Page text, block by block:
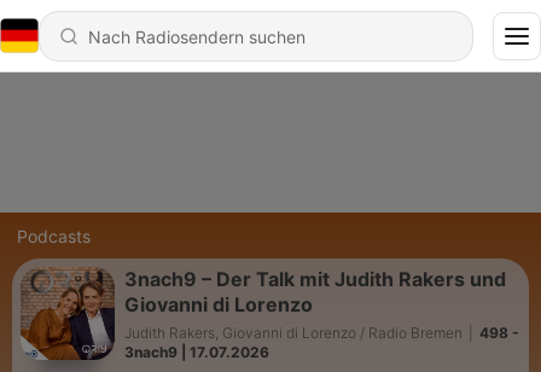
Podcasts
3nach9 – Der Talk mit Judith Rakers und
Giovanni di Lorenzo
Judith Rakers, Giovanni di Lorenzo / Radio Bremen
498 -
3nach9 | 17.07.2026